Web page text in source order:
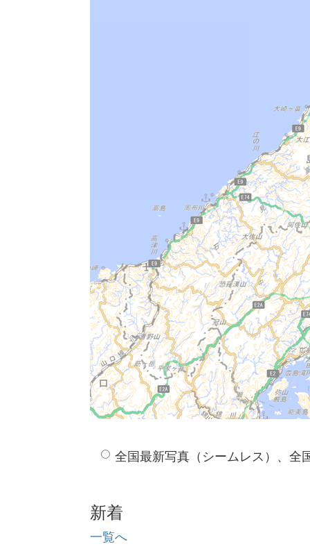
全国最新写真（シームレス）、全
新着
一覧へ